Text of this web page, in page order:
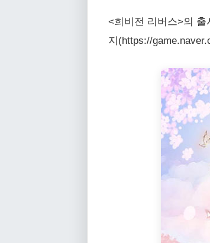
<희비전 리버스>의
지(https://